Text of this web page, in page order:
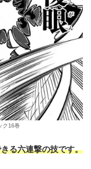
ク16巻
る六連撃の技です。